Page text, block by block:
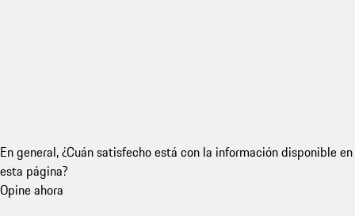
En general, ¿Cuán satisfecho está con la información disponible en
esta página?
Opine ahora